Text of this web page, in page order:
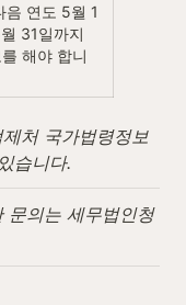
음 연도 5월 1
31일까지
해야 합니
처 국가법령정보
습니다.
문의는 세무법인청